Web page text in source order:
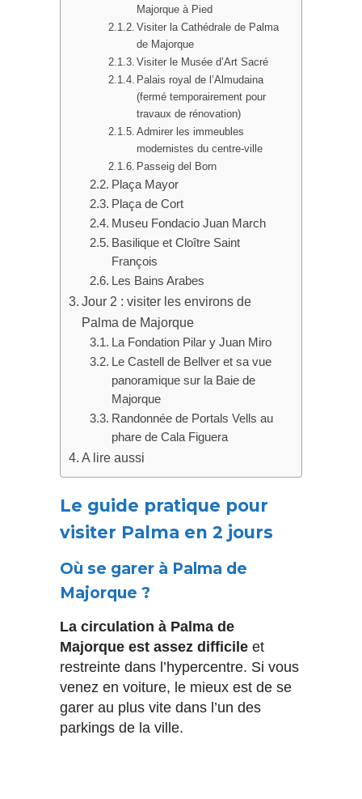
Majorque à Pied
Visiter la Cathédrale de Palma
de Majorque
Visiter le Musée d’Art Sacré
Palais royal de l’Almudaina
(fermé temporairement pour
travaux de rénovation)
Admirer les immeubles
modernistes du centre-ville
Passeig del Born
Plaça Mayor
Plaça de Cort
Museu Fondacio Juan March
Basilique et Cloître Saint
François
Les Bains Arabes
Jour 2 : visiter les environs de
Palma de Majorque
La Fondation Pilar y Juan Miro
Le Castell de Bellver et sa vue
panoramique sur la Baie de
Majorque
Randonnée de Portals Vells au
phare de Cala Figuera
A lire aussi
Le guide pratique pour
visiter Palma en 2 jours
Où se garer à Palma de
Majorque ?
La circulation à Palma de
Majorque est assez difficile et
restreinte dans l’hypercentre. Si vous
venez en voiture, le mieux est de se
garer au plus vite dans l’un des
parkings de la ville.